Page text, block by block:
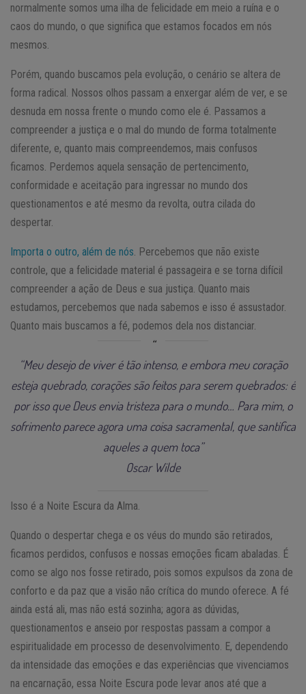
normalmente somos uma ilha de felicidade em meio a ruína e o
caos do mundo, o que significa que estamos focados em nós
mesmos.
Porém, quando buscamos pela evolução, o cenário se altera de
forma radical. Nossos olhos passam a enxergar além de ver, e se
desnuda em nossa frente o mundo como ele é. Passamos a
compreender a justiça e o mal do mundo de forma totalmente
diferente, e, quanto mais compreendemos, mais confusos
ficamos. Perdemos aquela sensação de pertencimento,
conformidade e aceitação para ingressar no mundo dos
questionamentos e até mesmo da revolta, outra cilada do
despertar.
Importa o outro, além de nós . Percebemos que não existe
controle, que a felicidade material é passageira e se torna difícil
compreender a ação de Deus e sua justiça. Quanto mais
estudamos, percebemos que nada sabemos e isso é assustador.
Quanto mais buscamos a fé, podemos dela nos distanciar.
“Meu desejo de viver é tão intenso, e embora meu coração
esteja quebrado, corações são feitos para serem quebrados: é
por isso que Deus envia tristeza para o mundo… Para mim, o
sofrimento parece agora uma coisa sacramental, que santifica
aqueles a quem toca”
Oscar Wilde
Isso é a Noite Escura da Alma.
Quando o despertar chega e os véus do mundo são retirados,
ficamos perdidos, confusos e nossas emoções ficam abaladas. É
como se algo nos fosse retirado, pois somos expulsos da zona de
conforto e da paz que a visão não crítica do mundo oferece. A fé
ainda está ali, mas não está sozinha; agora as dúvidas,
questionamentos e anseio por respostas passam a compor a
espiritualidade em processo de desenvolvimento. E, dependendo
da intensidade das emoções e das experiências que vivenciamos
na encarnação, essa Noite Escura pode levar anos até que a